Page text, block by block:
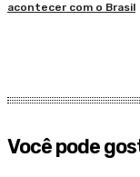
acontecer com o Brasil
Você pode